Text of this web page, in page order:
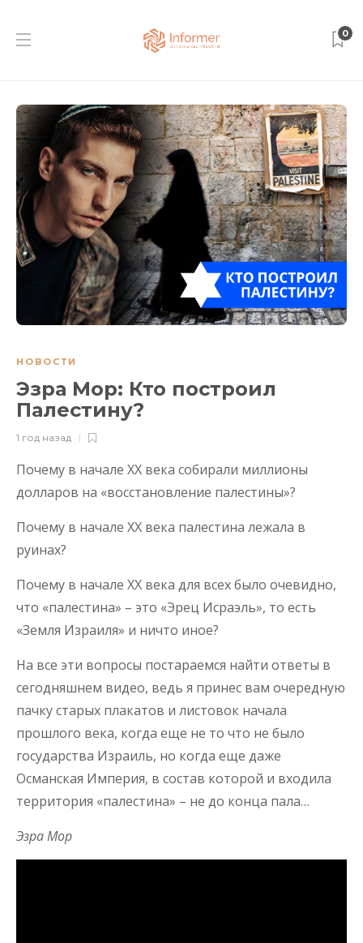
0
НОВОСТИ
Эзра Мор: Кто построил
Палестину?
1 год назад
Почему в начале XX века собирали миллионы
долларов на «восстановление палестины»?
Почему в начале XX века палестина лежала в
руинах?
Почему в начале XX века для всех было очевидно,
что «палестина» – это «Эрец Исраэль», то есть
«Земля Израиля» и ничто иное?
На все эти вопросы постараемся найти ответы в
сегодняшнем видео, ведь я принес вам очередную
пачку старых плакатов и листовок начала
прошлого века, когда еще не то что не было
государства Израиль, но когда еще даже
Османская Империя, в состав которой и входила
территория «палестина» – не до конца пала…
Эзра Мор